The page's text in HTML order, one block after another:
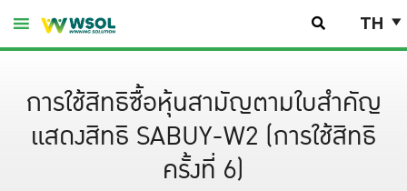
Skip
to
TH
การใช้สิทธิซื้อหุ้นสามัญตามใบสำคัญ
แสดงสิทธิ SABUY-W2 (การใช้สิทธิ
ครั้งที่ 6)